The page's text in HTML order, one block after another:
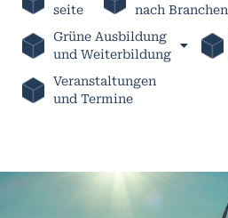
seite
nach Branchen
Grüne Ausbildung
und Weiterbildung
Veranstaltungen
und Termine